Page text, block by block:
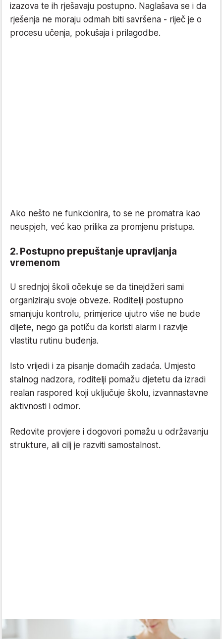
izazova te ih rješavaju postupno. Naglašava se i da
rješenja ne moraju odmah biti savršena - riječ je o
procesu učenja, pokušaja i prilagodbe.
Ako nešto ne funkcionira, to se ne promatra kao
neuspjeh, već kao prilika za promjenu pristupa.
2. Postupno prepuštanje upravljanja
vremenom
U srednjoj školi očekuje se da tinejdžeri sami
organiziraju svoje obveze. Roditelji postupno
smanjuju kontrolu, primjerice ujutro više ne bude
dijete, nego ga potiču da koristi alarm i razvije
vlastitu rutinu buđenja.
Isto vrijedi i za pisanje domaćih zadaća. Umjesto
stalnog nadzora, roditelji pomažu djetetu da izradi
realan raspored koji uključuje školu, izvannastavne
aktivnosti i odmor.
Redovite provjere i dogovori pomažu u održavanju
strukture, ali cilj je razviti samostalnost.